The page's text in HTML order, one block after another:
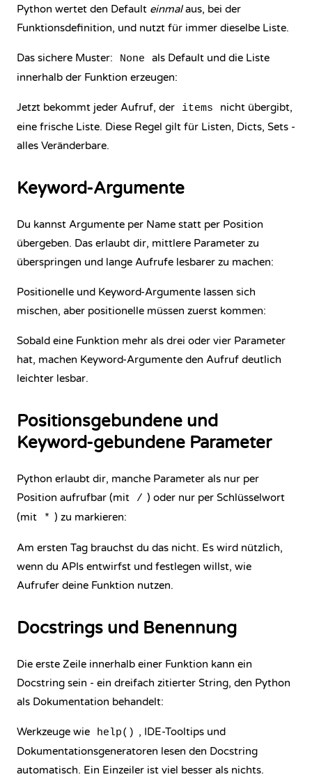
Python wertet den Default einmalaus, bei der
Funktionsdefinition, und nutzt für immer dieselbe Liste.
Das sichere Muster: None
als Default und die Liste
innerhalb der Funktion erzeugen:
Jetzt bekommt jeder Aufruf, der items
nicht übergibt,
eine frische Liste. Diese Regel gilt für Listen, Dicts, Sets -
alles Veränderbare.
Keyword-Argumente
Du kannst Argumente per Name statt per Position
übergeben. Das erlaubt dir, mittlere Parameter zu
überspringen und lange Aufrufe lesbarer zu machen:
Positionelle und Keyword-Argumente lassen sich
mischen, aber positionelle müssen zuerst kommen:
Sobald eine Funktion mehr als drei oder vier Parameter
hat, machen Keyword-Argumente den Aufruf deutlich
leichter lesbar.
Positionsgebundene und
Keyword-gebundene Parameter
Python erlaubt dir, manche Parameter als nur per
Position aufrufbar (mit
/ ) oder nur per Schlüsselwort
(mit
* ) zu markieren:
Am ersten Tag brauchst du das nicht. Es wird nützlich,
wenn du APIs entwirfst und festlegen willst, wie
Aufrufer deine Funktion nutzen.
Docstrings und Benennung
Die erste Zeile innerhalb einer Funktion kann ein
Docstring sein - ein dreifach zitierter String, den Python
als Dokumentation behandelt:
Werkzeuge wie help() , IDE-Tooltips und
Dokumentationsgeneratoren lesen den Docstring
automatisch. Ein Einzeiler ist viel besser als nichts.